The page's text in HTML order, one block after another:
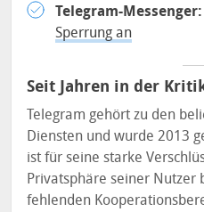
Telegram-Messenger:
Sperrung an
Seit Jahren in der
Telegram gehört zu den
Diensten und wurde 2013
ist für seine starke
Privatsphäre seiner Nutzer
fehlenden